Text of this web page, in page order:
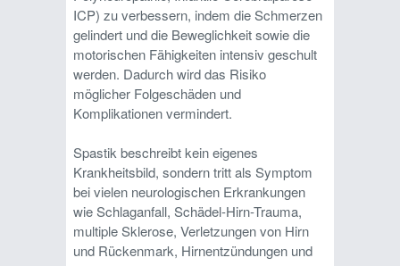
ICP) zu verbessern, indem die Schmerzen
gelindert und die Beweglichkeit sowie die
motorischen Fähigkeiten intensiv geschult
werden. Dadurch wird das Risiko
möglicher Folgeschäden und
Komplikationen vermindert.
Spastik beschreibt kein eigenes
Krankheitsbild, sondern tritt als Symptom
bei vielen neurologischen Erkrankungen
wie Schlaganfall, Schädel-Hirn-Trauma,
multiple Sklerose, Verletzungen von Hirn
und Rückenmark, Hirnentzündungen und